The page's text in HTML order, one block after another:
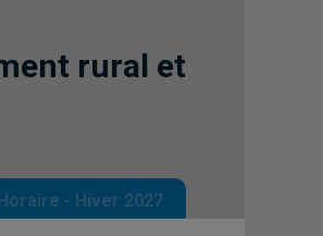
rural et
- Hiver 2027